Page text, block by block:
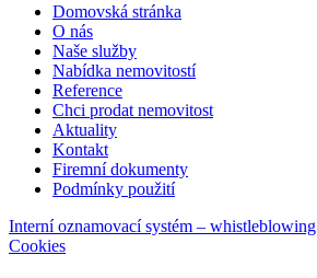
Domovská stránka
O nás
Naše služby
Nabídka nemovitostí
Reference
Chci prodat nemovitost
Aktuality
Kontakt
Firemní dokumenty
Podmínky použití
Interní oznamovací systém – whistleblowing
Cookies